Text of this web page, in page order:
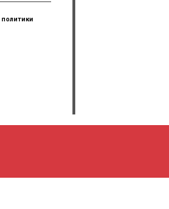
политики